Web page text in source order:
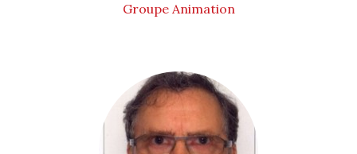
Groupe Animation